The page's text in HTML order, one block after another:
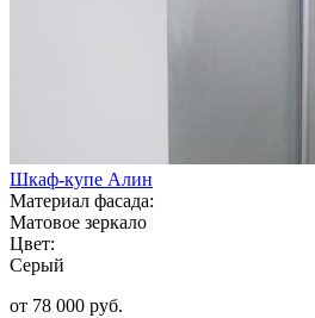
Шкаф-купе Алин
Материал фасада:
Матовое зеркало
Цвет:
Серый
от 78 000 руб.